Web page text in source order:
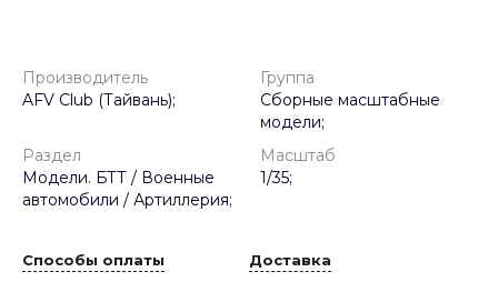
Производитель
AFV Club (Тайвань);
Группа
Сборные масштабные
модели;
Раздел
Модели. БТТ / Военные
автомобили / Артиллерия;
Масштаб
1/35;
Способы оплаты Доставка